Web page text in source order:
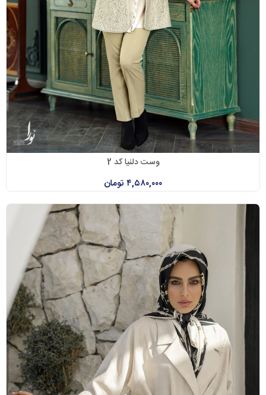
وست دلنیا کد 2
۴,۵۸۰,۰۰۰ تومان